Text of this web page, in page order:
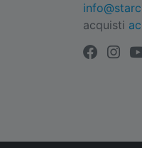
acquisti